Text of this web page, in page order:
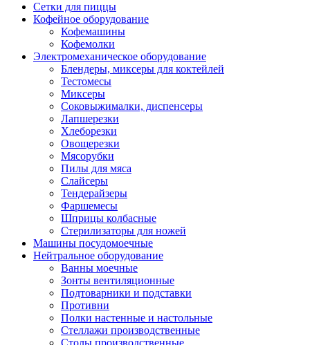
Сетки для пиццы
Кофейное оборудование
Кофемашины
Кофемолки
Электромеханическое оборудование
Блендеры, миксеры для коктейлей
Тестомесы
Миксеры
Соковыжималки, диспенсеры
Лапшерезки
Хлеборезки
Овощерезки
Мясорубки
Пилы для мяса
Слайсеры
Тендерайзеры
Фаршемесы
Шприцы колбасные
Стерилизаторы для ножей
Машины посудомоечные
Нейтральное оборудование
Ванны моечные
Зонты вентиляционные
Подтоварники и подставки
Противни
Полки настенные и настольные
Стеллажи производственные